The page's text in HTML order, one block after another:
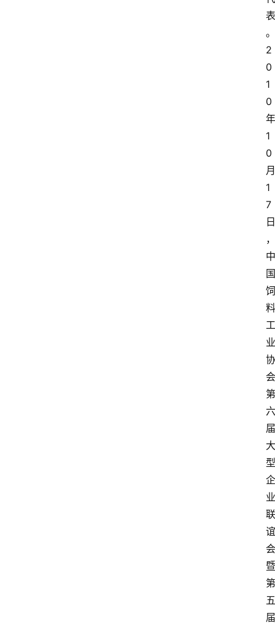
表
。
2
0
1
0
年
1
0
月
1
7
日
，
中
国
饲
料
工
业
协
会
第
六
届
大
型
企
业
联
谊
会
暨
第
五
届